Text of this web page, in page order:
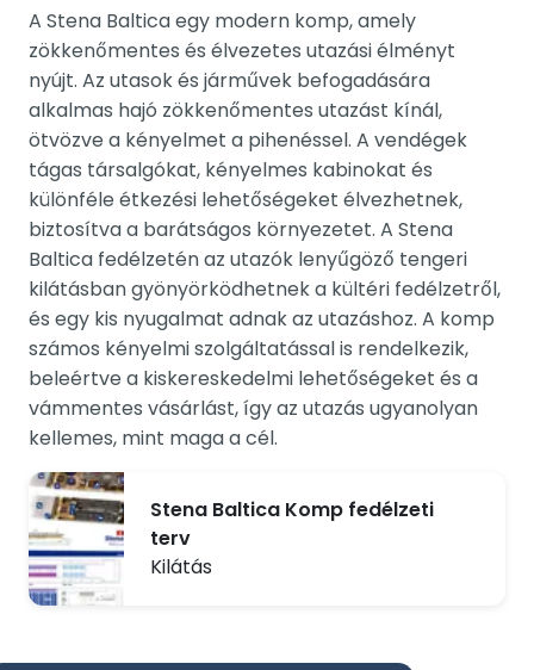
A Stena Baltica egy modern komp, amely
zökkenőmentes és élvezetes utazási élményt
nyújt. Az utasok és járművek befogadására
alkalmas hajó zökkenőmentes utazást kínál,
ötvözve a kényelmet a pihenéssel. A vendégek
tágas társalgókat, kényelmes kabinokat és
különféle étkezési lehetőségeket élvezhetnek,
biztosítva a barátságos környezetet. A Stena
Baltica fedélzetén az utazók lenyűgöző tengeri
kilátásban gyönyörködhetnek a kültéri fedélzetről,
és egy kis nyugalmat adnak az utazáshoz. A komp
számos kényelmi szolgáltatással is rendelkezik,
beleértve a kiskereskedelmi lehetőségeket és a
vámmentes vásárlást, így az utazás ugyanolyan
kellemes, mint maga a cél.
Stena Baltica Komp fedélzeti
terv
Kilátás